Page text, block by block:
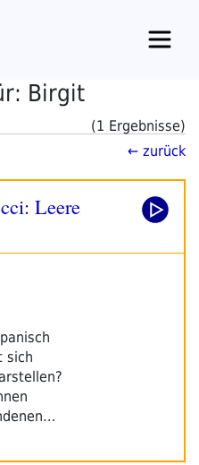
Birgit
(1 Ergebnisse)
← zurück
Leere
sich